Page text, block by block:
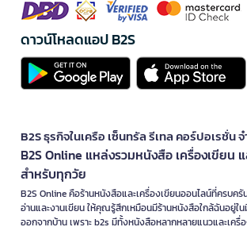
ดาวน์โหลดแอป B2S
B2S ธุรกิจในเครือ เซ็นทรัล รีเทล คอร์ปอเรชั่น
B2S Online แหล่งรวมหนังสือ เครื่องเขียน
สำหรับทุกวัย
B2S Online คือร้านหนังสือและเครื่องเขียนออนไลน์ที่ครบค
อ่านและงานเขียน ให้คุณรู้สึกเหมือนมีร้านหนังสือใกล้ฉันอยู่ใ
ออกจากบ้าน เพราะ b2s มีทั้งหนังสือหลากหลายแนวและเ